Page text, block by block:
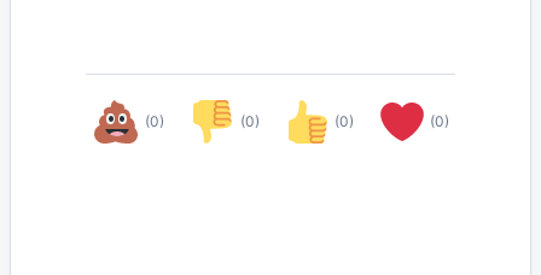
(0) (0) (0) (0)